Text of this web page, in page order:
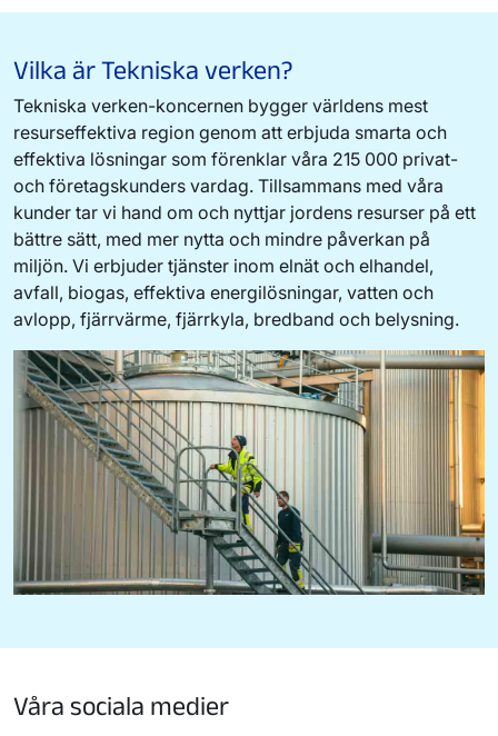
Vilka är Tekniska verken?
Tekniska verken-koncernen bygger världens mest
resurseffektiva region genom att erbjuda smarta och
effektiva lösningar som förenklar våra 215 000 privat-
och företagskunders vardag. Tillsammans med våra
kunder tar vi hand om och nyttjar jordens resurser på ett
bättre sätt, med mer nytta och mindre påverkan på
miljön. Vi erbjuder tjänster inom elnät och elhandel,
avfall, biogas, effektiva energilösningar, vatten och
avlopp, fjärrvärme, fjärrkyla, bredband och belysning.
Våra sociala medier